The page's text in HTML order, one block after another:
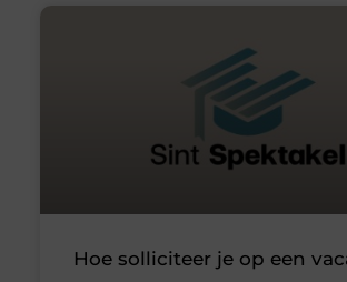
Hoe solliciteer je op een